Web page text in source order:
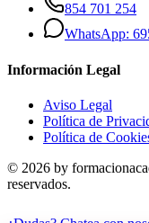
854 701 254
WhatsApp:
Información Legal
Aviso Legal
Política de
Política de
© 2026 by
reservados.